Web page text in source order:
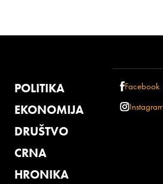
POLITIKA
EKONOMIJA
DRUŠTVO
CRNA
HRONIKA
Facebook
Instagram